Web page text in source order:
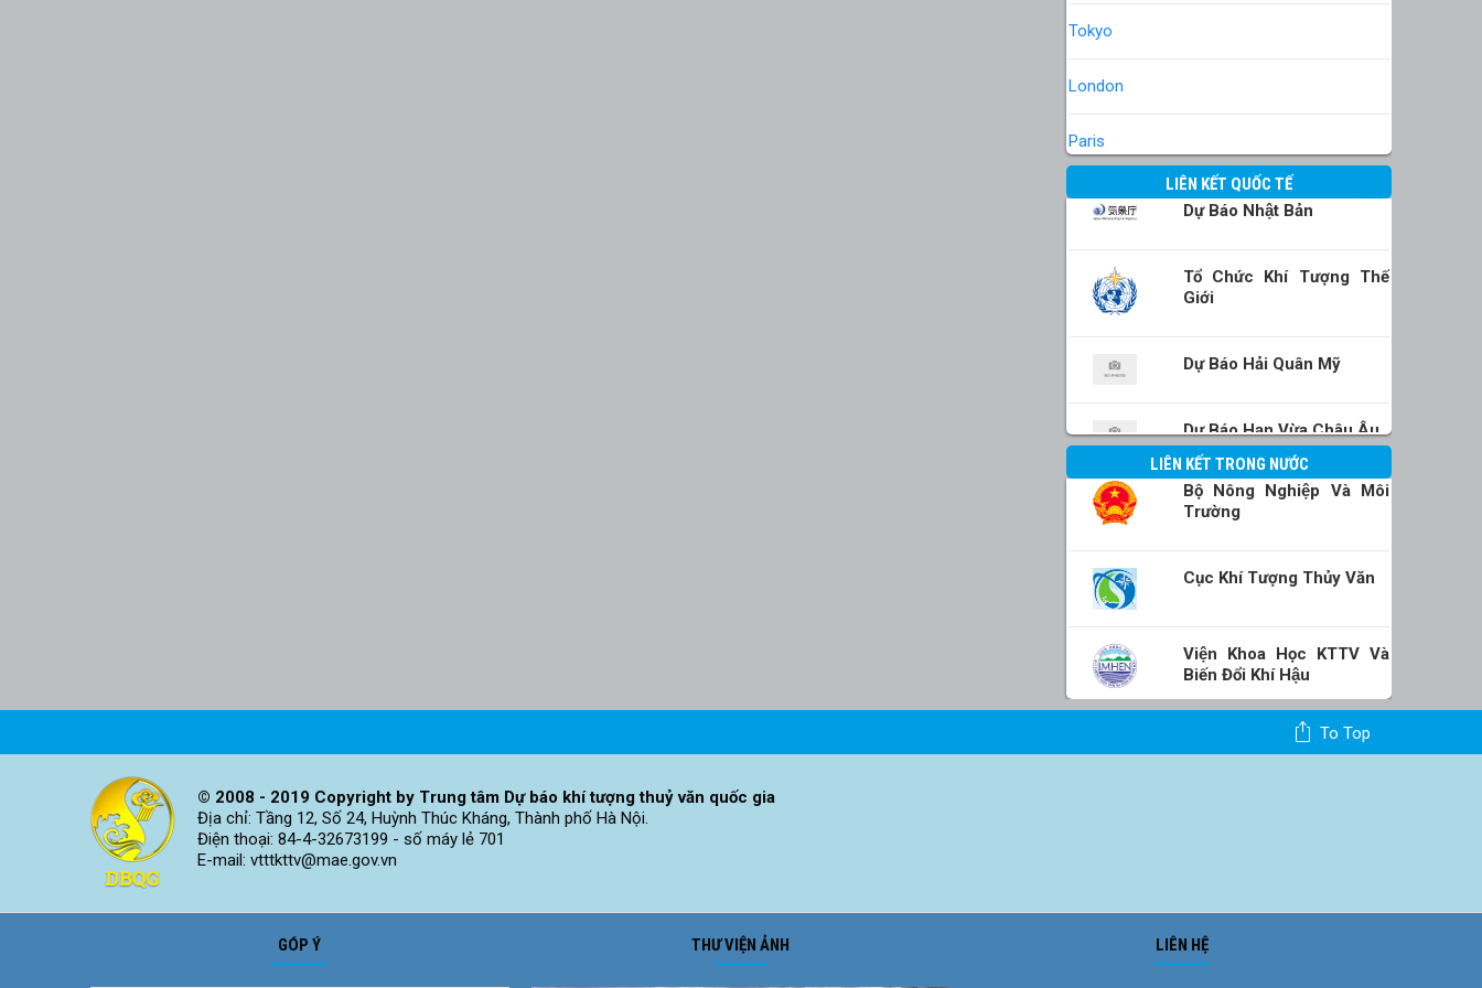
Tokyo
London
Paris
LIÊN KẾT QUỐC TẾ
Dự Báo Nhật Bản
Tổ Chức Khí Tượng Thế
Giới
Dự Báo Hải Quân Mỹ
Dự Báo Hạn Vừa Châu Âu
LIÊN KẾT TRONG NƯỚC
Bộ Nông Nghiệp Và Môi
Trường
Cục Khí Tượng Thủy Văn
Viện Khoa Học KTTV Và
Biến Đổi Khí Hậu
To Top
© 2008 - 2019 Copyright by Trung tâm Dự báo khí tượng thuỷ văn quốc gia
Địa chỉ: Tầng 12, Số 24, Huỳnh Thúc Kháng, Thành phố Hà Nội.
Điện thoại: 84-4-32673199 - số máy lẻ 701
E-mail: vtttkttv@mae.gov.vn
GÓP Ý THƯ VIỆN ẢNH LIÊN HỆ